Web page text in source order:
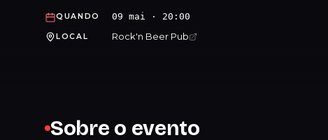
QUANDO 09 mai · 20:00
LOCAL Rock'n Beer Pub
Sobre o evento